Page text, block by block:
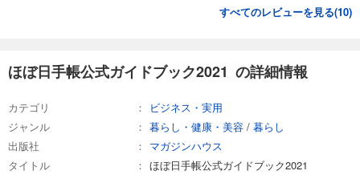
すべてのレビューを見る(10)
ほぼ日手帳公式ガイドブック2021 の詳細情報
カテゴリ
ビジネス・実用
ジャンル
暮らし・健康・美容 / 暮らし
出版社
マガジンハウス
タイトル
ほぼ日手帳公式ガイドブック2021